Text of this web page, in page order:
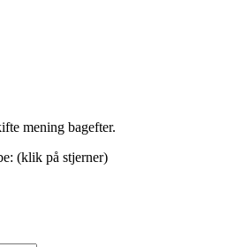
mening bagefter.
(klik på stjerner)